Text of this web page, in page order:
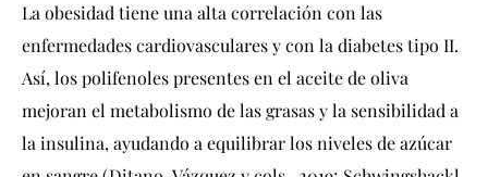
La obesidad tiene una alta correlación con las
enfermedades cardiovasculares y con la diabetes tipo II.
Así, los polifenoles presentes en el aceite de oliva
mejoran el metabolismo de las grasas y la sensibilidad a
la insulina, ayudando a equilibrar los niveles de azúcar